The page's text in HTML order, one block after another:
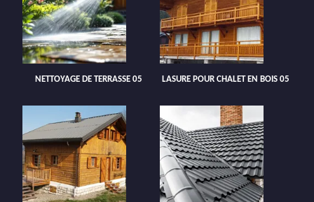
NETTOYAGE DE TERRASSE 05 LASURE POUR CHALET EN BOIS 05